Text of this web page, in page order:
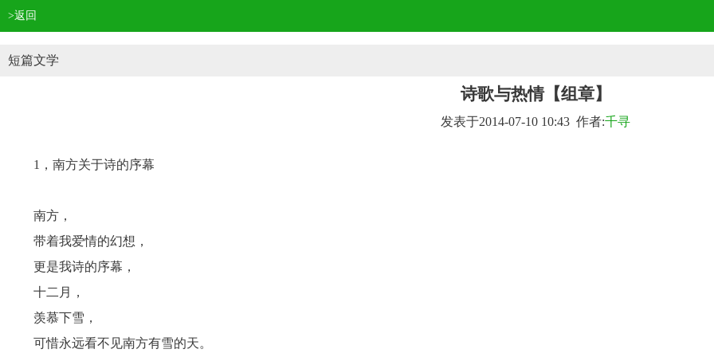
>返回
短篇文学
诗歌与热情【组章】
发表于2014-07-10 10:43 作者:千寻
1，南方关于诗的序幕
南方，
带着我爱情的幻想，
更是我诗的序幕，
十二月，
羡慕下雪，
可惜永远看不见南方有雪的天。